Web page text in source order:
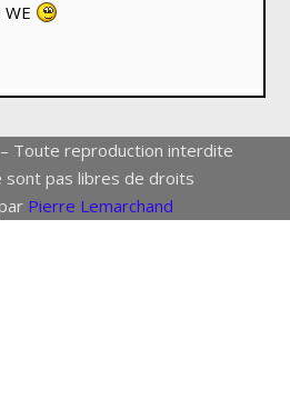
Toute reproduction interdite
sont pas libres de droits
Pierre Lemarchand